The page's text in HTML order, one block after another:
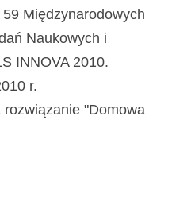
Międzynarodowych
Naukowych i
INNOVA 2010.
r.
"Domowa